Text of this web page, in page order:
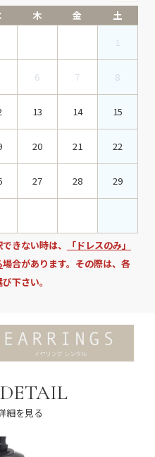
木 金
土
1
6 7 8
13 14 15
20 21 22
27 28 29
きない時は、
「ドレスのみ」
場合があります。その際は、各
下さい。
細を見る